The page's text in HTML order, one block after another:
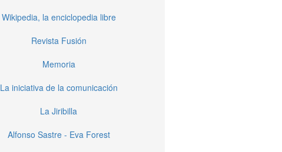
Wikipedia, la enciclopedia libre
Revista Fusión
Memoria
La iniciativa de la comunicación
La Jiribilla
Alfonso Sastre - Eva Forest